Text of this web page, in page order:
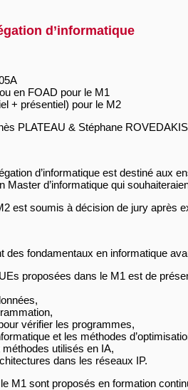
d’informatique
en FOAD pour le M1
+ présentiel) pour le M2
PLATEAU & Stéphane ROVEDAKIS
d’informatique est destiné
Master d’informatique qui
est soumis à décision de jury après
fondamentaux en informatique
proposées dans le M1 est de
vérifier les programmes,
et les méthodes
utilisés en IA,
dans les réseaux IP.
M1 sont proposés en formation